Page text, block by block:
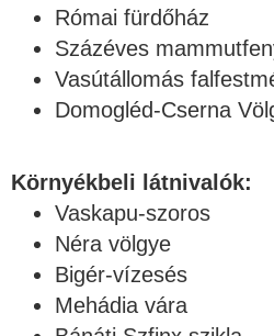
Római fürdőház
Százéves
Vasútállomás
Domogléd-Cserna
Környékbeli látnivalók:
Vaskapu-szoros
Néra völgye
Bigér-vízesés
Mehádia vára